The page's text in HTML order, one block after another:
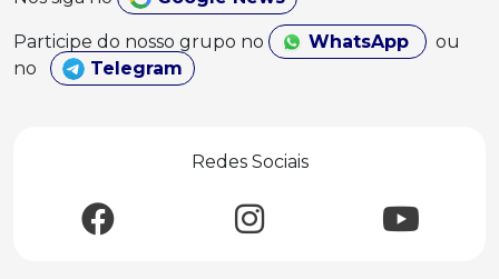
Participe do nosso grupo no WhatsApp
ou
no
Telegram
Redes Sociais